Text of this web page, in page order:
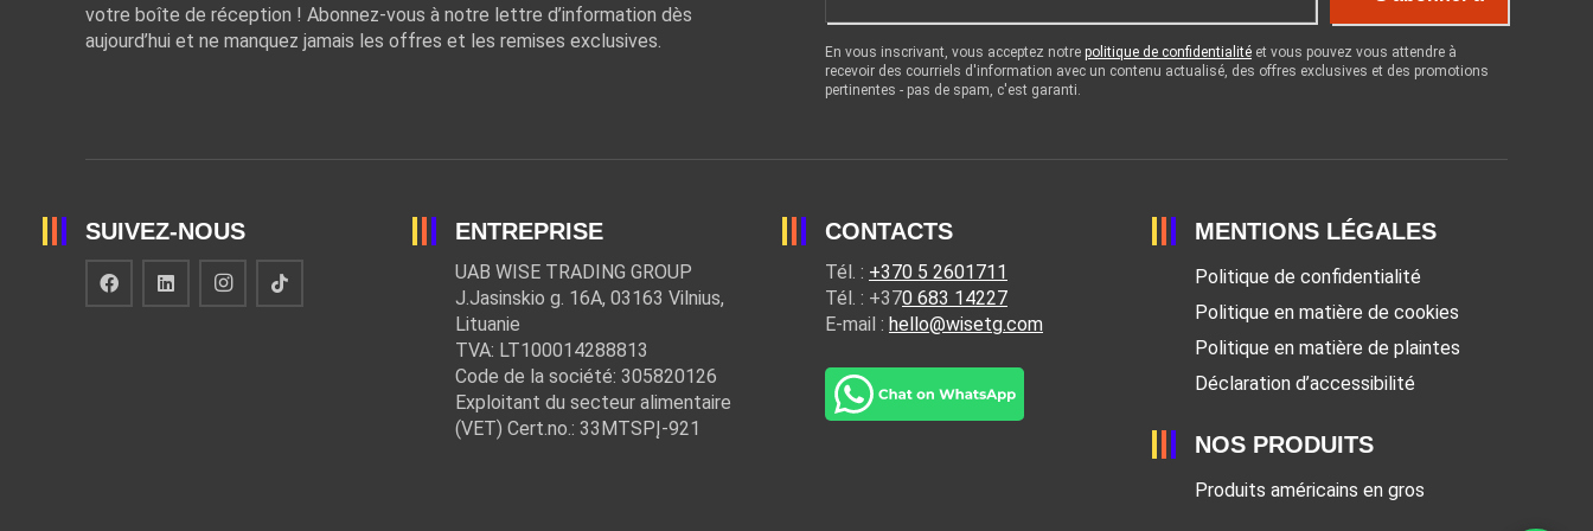
votre boîte de réception ! Abonnez-vous à notre lettre d’information dès
aujourd’hui et ne manquez jamais les offres et les remises exclusives.
En vous inscrivant, vous acceptez notre politique de confidentialité et vous pouvez vous attendre à
recevoir des courriels d'information avec un contenu actualisé, des offres exclusives et des promotions
pertinentes - pas de spam, c'est garanti.
SUIVEZ-NOUS ENTREPRISE
UAB WISE TRADING GROUP
J.Jasinskio g. 16A, 03163 Vilnius,
Lituanie
TVA: LT100014288813
Code de la société: 305820126
Exploitant du secteur alimentaire
(VET) Cert.no.: 33MTSPĮ-921
CONTACTS
Tél. : +370 5 2601711
Tél. : +370 683 14227
E-mail : hello@wisetg.com
MENTIONS LÉGALES
Politique de confidentialité
Politique en matière de cookies
Politique en matière de plaintes
Déclaration d’accessibilité
NOS PRODUITS
Produits américains en gros